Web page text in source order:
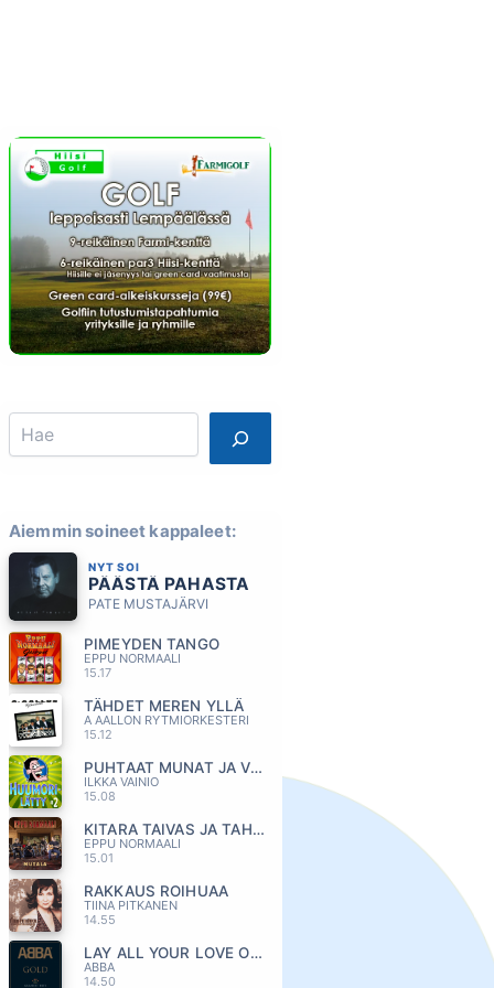
Search
Aiemmin soineet kappaleet:
NYT SOI
PÄÄSTÄ PAHASTA
PATE MUSTAJÄRVI
PIMEYDEN TANGO
EPPU NORMAALI
15.17
TÄHDET MEREN YLLÄ
A AALLON RYTMIORKESTERI
15.12
PUHTAAT MUNAT JA VILPITÖN MIELI
ILKKA VAINIO
15.08
KITARA TAIVAS JA TAHDET
EPPU NORMAALI
15.01
RAKKAUS ROIHUAA
TIINA PITKANEN
14.55
LAY ALL YOUR LOVE ON ME
ABBA
14.50